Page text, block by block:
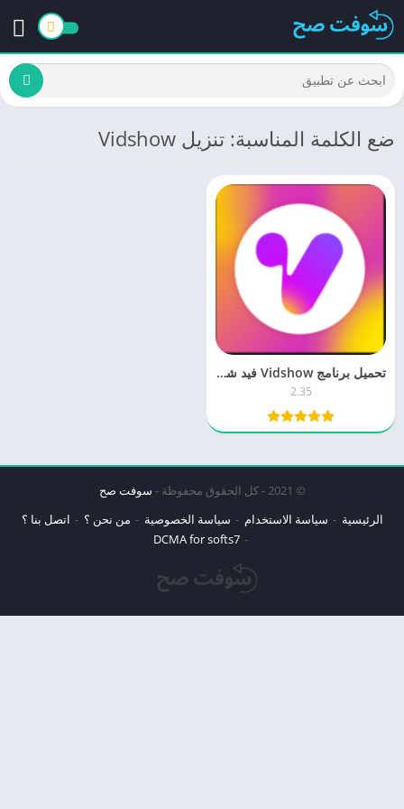
ضع الكلمة المناسبة: تنزيل Vidshow
تحميل برنامج Vidshow فيد شو 2.35 محرر الفيديو مجانا براط مباشر
2.35
© 2021 - كل الحقوق محفوظة -
سوفت صح
الرئيسية
سياسة الاستخدام سياسة الخصوصية من نحن ؟
اتصل بنا ؟
DCMA for softs7